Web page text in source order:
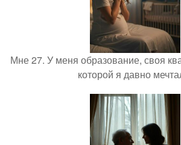
Мне 27. У меня образование, своя
которой я давно